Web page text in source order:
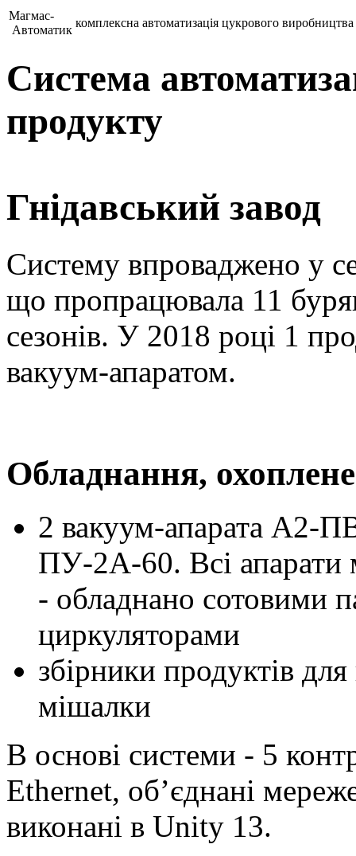
Магмас-
Автоматик
комплексна автоматизація цукрового виробництва
Система
продукту
Гнідавський завод
Систему впроваджено у
що пропрацювала 11
сезонів. У 2018 році 1
вакуум-апаратом.
Обладнання,
2 вакуум-апарата А2-
ПУ-2А-60. Всі апарати
- обладнано сотовими
циркуляторами
збірники продуктів
мішалки
В основі системи - 5
Ethernet, об’єднані
виконані в Unity 13.